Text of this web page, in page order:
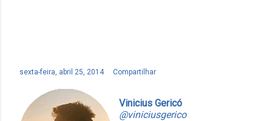
sexta-feira, abril 25, 2014 Compartilhar
Vinicius Gericó
@viniciusgerico